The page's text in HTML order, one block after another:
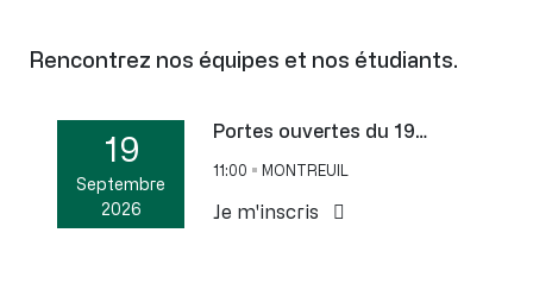
Rencontrez nos équipes et nos étudiants.
19
Septembre
2026
Portes ouvertes du 19…
11:00 MONTREUIL
Je m'inscris